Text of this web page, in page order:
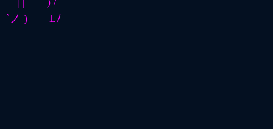
`ノ ) Lﾉ